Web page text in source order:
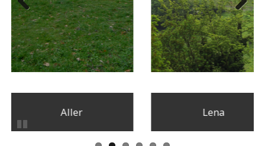
Lena Mieres
Anterior Siguiente